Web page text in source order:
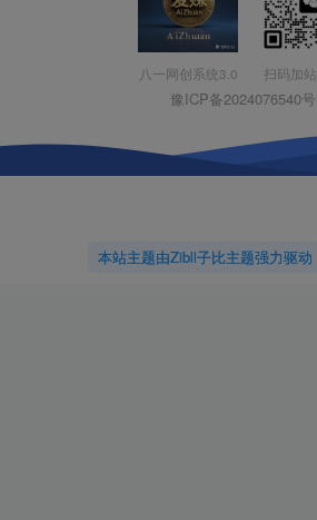
八一网创系统3.0 扫码加
豫ICP备2024076540号
本站主题由Zibll子比主题强力驱动